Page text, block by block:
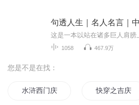
句透人生｜名人名言｜
1058 467.9万
您是不是在找：
水浒西门庆 快穿之吉庆有